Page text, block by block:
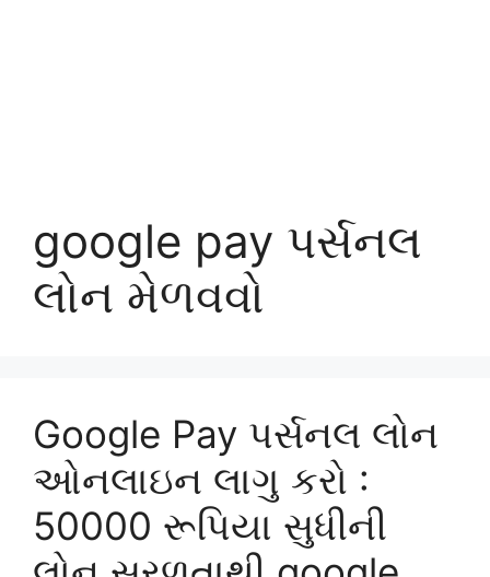
google pay પર્સનલ
લોન મેળવવો
Google Pay પર્સનલ લોન
ઓનલાઇન લાગુ કરો :
50000 રૂપિયા સુધીની